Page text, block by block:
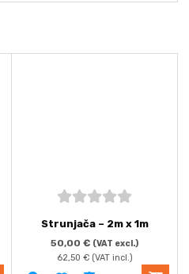
5
Strunjača – 2m x 1m
50,00 € (VAT excl.)
62,50 €(VAT incl.)